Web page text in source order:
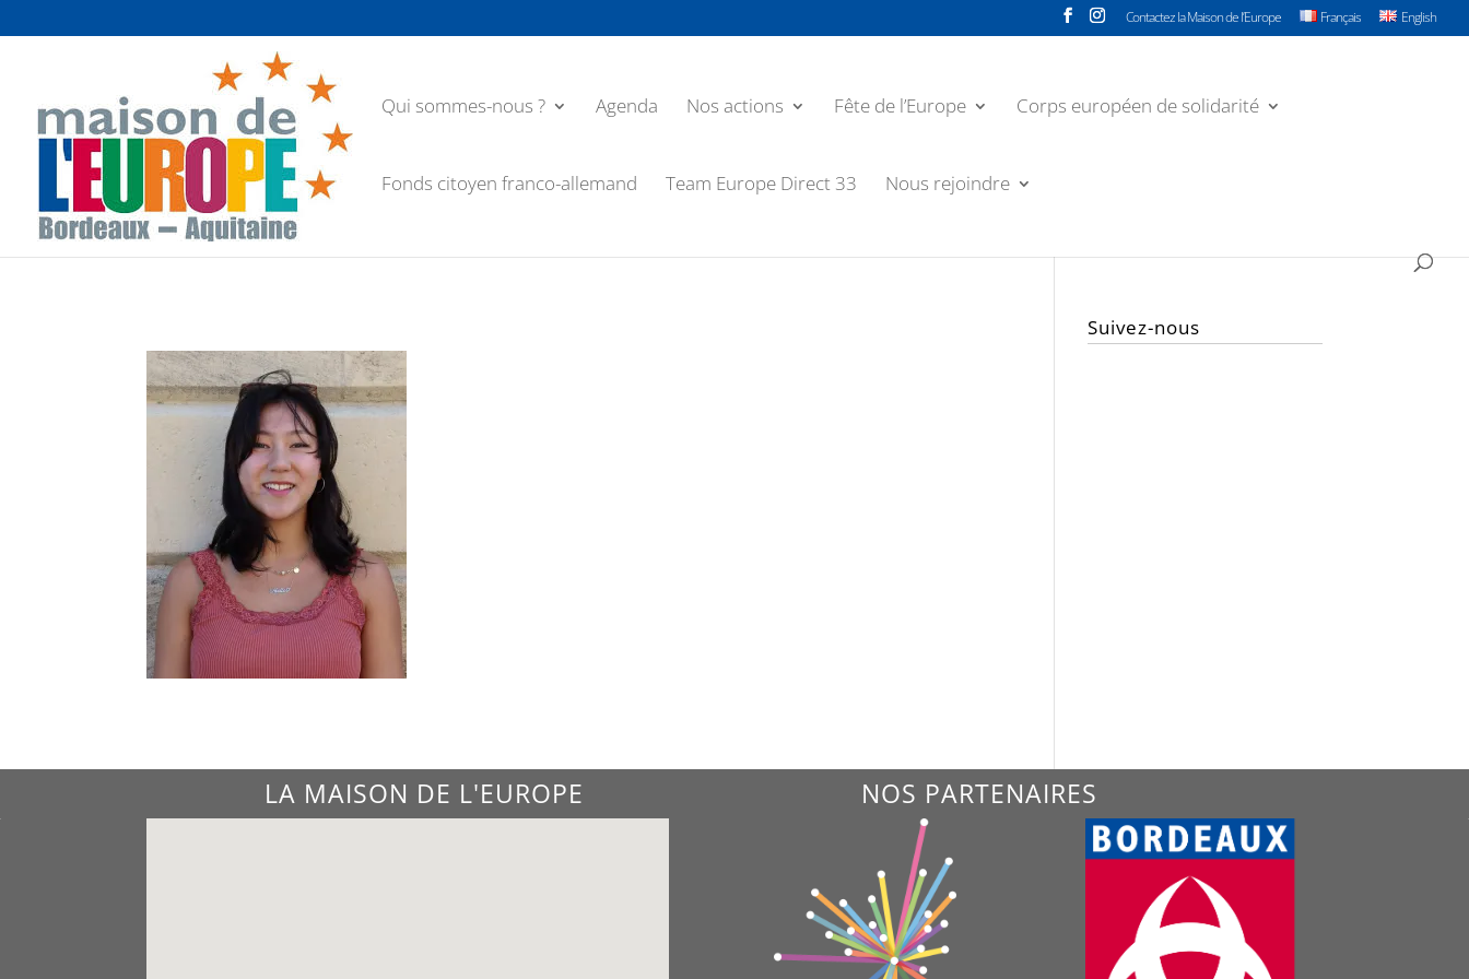
Contactez la Maison de l’Europe Français English
Qui sommes-nous ? Agenda Nos actions Fête de l’Europe Corps européen de solidarité
Fonds citoyen franco-allemand Team Europe Direct 33 Nous rejoindre
Suivez-nous
LA MAISON DE L'EUROPE NOS PARTENAIRES